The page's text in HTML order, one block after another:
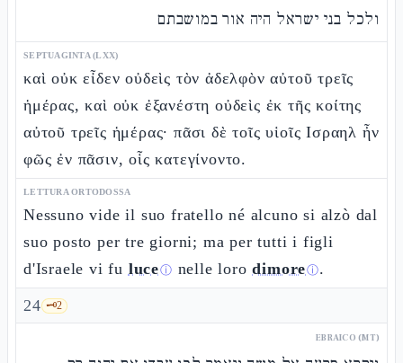
ולכל בני ישראל היה אור במושבתם
SEPTUAGINTA (LXX)
καὶ οὐκ εἶδεν οὐδεὶς τὸν ἀδελφὸν αὐτοῦ τρεῖς
ἡμέρας, καὶ οὐκ ἐξανέστη οὐδεὶς ἐκ τῆς κοίτης
αὐτοῦ τρεῖς ἡμέρας· πᾶσι δὲ τοῖς υἱοῖς Ισραηλ ἦν
φῶς ἐν πᾶσιν, οἷς κατεγίνοντο.
LETTURA ORTODOSSA
Nessuno vide il suo fratello né alcuno si alzò dal
suo posto per tre giorni; ma per tutti i figli
d'Israele vi fu luceⓘ nelle lorodimoreⓘ.
24 🗝️2
EBRAICO (MT)